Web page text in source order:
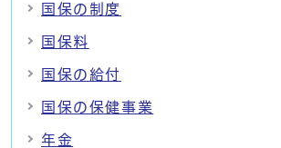
国保の制度
国保料
国保の給付
国保の保健事業
年金